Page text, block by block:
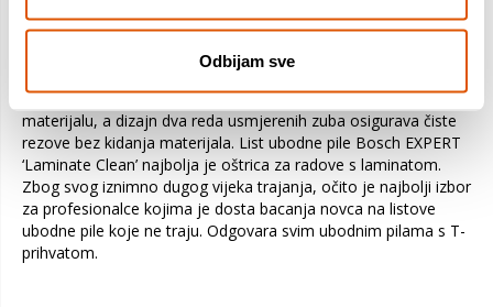
Odbijam sve
trajanja. Traka s karbidnim zupcima osigurava mnogo
ponavljanja visokokvalitetnih rezova u abrazivnim materijalima
kao što su vinilne podne obloge ojačane vlaknima i
visokotlačni laminat. Iznimno fini zupci glatko režu u tankom
materijalu, a dizajn dva reda usmjerenih zuba osigurava čiste
rezove bez kidanja materijala. List ubodne pile Bosch EXPERT
‘Laminate Clean’ najbolja je oštrica za radove s laminatom.
Zbog svog iznimno dugog vijeka trajanja, očito je najbolji izbor
za profesionalce kojima je dosta bacanja novca na listove
ubodne pile koje ne traju. Odgovara svim ubodnim pilama s T-
prihvatom.